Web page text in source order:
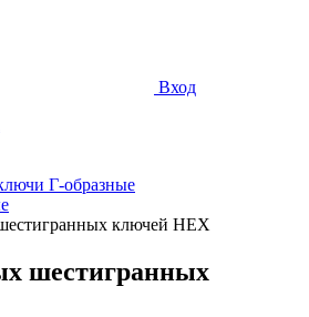
Вход
Г-образные
ключей HEX
шестигранных